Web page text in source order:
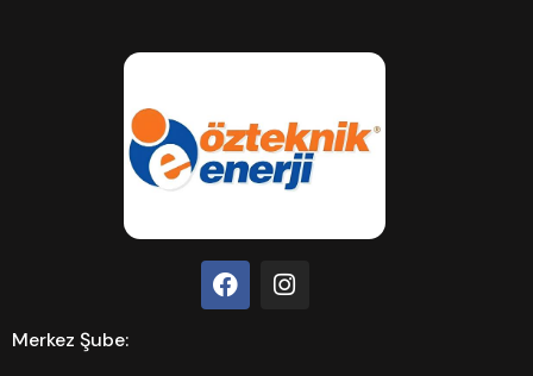
Merkez Şube: